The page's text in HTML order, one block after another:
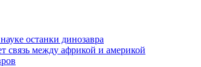
останки динозавра
связь между африкой и америкой